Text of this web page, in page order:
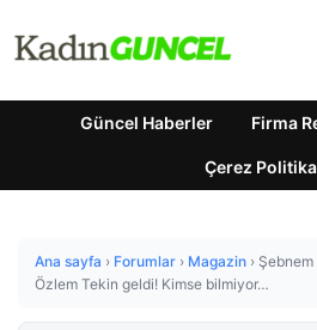
Güncel Haberler Firma
Çerez
Ana sayfa › Forumlar › Magazin ›
Özlem Tekin geldi! Kimse bilmiyor…